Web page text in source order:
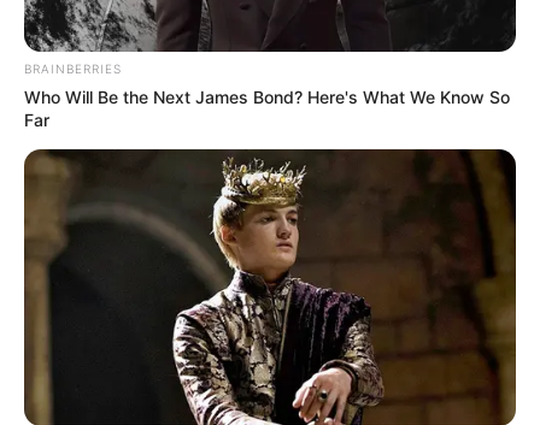
BRAINBERRIES
Who Will Be the Next James Bond? Here's What We Know So
Far